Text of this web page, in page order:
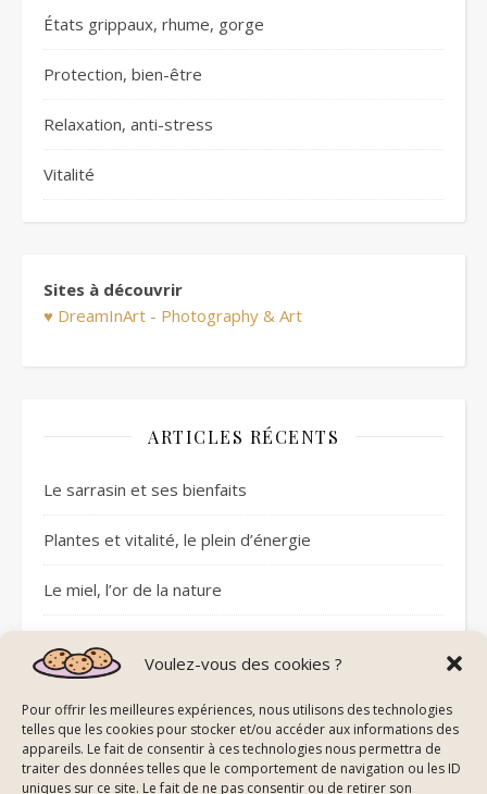
Voulez-vous des cookies ?
Pour offrir les meilleures expériences, nous utilisons des technologies
telles que les cookies pour stocker et/ou accéder aux informations des
appareils. Le fait de consentir à ces technologies nous permettra de
traiter des données telles que le comportement de navigation ou les ID
uniques sur ce site. Le fait de ne pas consentir ou de retirer son
États grippaux, rhume, gorge
Protection, bien-être
Relaxation, anti-stress
Vitalité
Sites à découvrir
♥ DreamInArt - Photography & Art
ARTICLES RÉCENTS
Le sarrasin et ses bienfaits
Plantes et vitalité, le plein d’énergie
Le miel, l’or de la nature